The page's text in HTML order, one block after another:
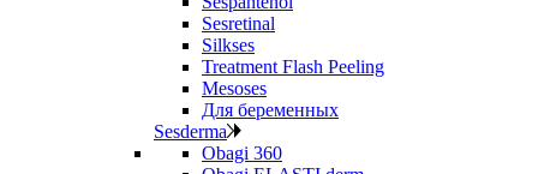
Sesretinal
Silkses
Treatment Flash Peeling
Mesoses
Для беременных
Sesderma
Obagi 360